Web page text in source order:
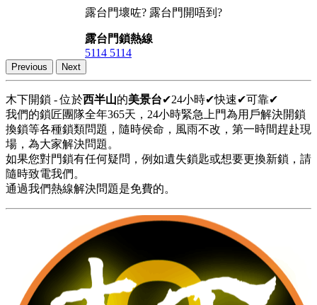
露台門壞咗? 露台門開唔到?
露台門鎖熱線
5114 5114
Previous Next
木下開鎖 - 位於西半山的美景台✔24小時✔快速✔可靠✔
我們的鎖匠團隊全年365天，24小時緊急上門為用戶解決開鎖
換鎖等各種鎖類問題，隨時侯命，風雨不改，第一時間趕赴現
場，為大家解決問題。
如果您對門鎖有任何疑問，例如遺失鎖匙或想要更換新鎖，請
隨時致電我們。
通過我們熱線解決問題是免費的。